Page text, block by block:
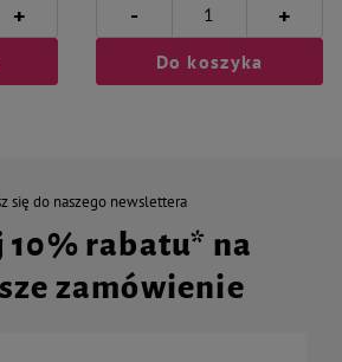
+ - +
Do koszyka
się do naszego newslettera
10% rabatu* na
zamówienie